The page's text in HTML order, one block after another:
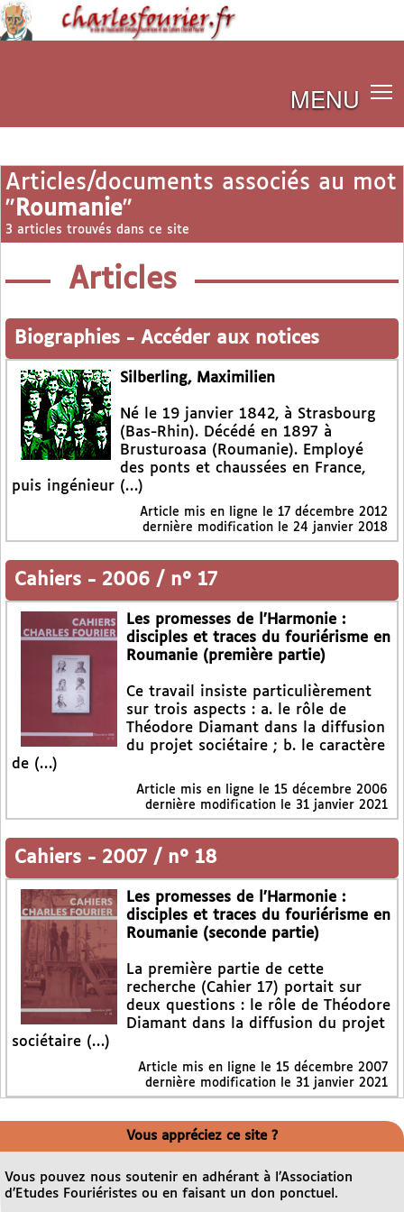
MENU
Articles/documents associés au mot
" Roumanie"
3 articles trouvés dans ce site
Articles
Biographies - Accéder aux notices
Silberling, Maximilien
Né le 19 janvier 1842, à Strasbourg
(Bas-Rhin). Décédé en 1897 à
Brusturoasa (Roumanie). Employé
des ponts et chaussées en France,
puis ingénieur (…)
Article mis en ligne le 17 décembre 2012
dernière modification le 24 janvier 2018
Cahiers - 2006 / n° 17
Les promesses de l’Harmonie :
disciples et traces du fouriérisme en
Roumanie (première partie)
Ce travail insiste particulièrement
sur trois aspects : a. le rôle de
Théodore Diamant dans la diffusion
du projet sociétaire ; b. le caractère
de (…)
Article mis en ligne le 15 décembre 2006
dernière modification le 31 janvier 2021
Cahiers - 2007 / n° 18
Les promesses de l’Harmonie :
disciples et traces du fouriérisme en
Roumanie (seconde partie)
La première partie de cette
recherche (Cahier 17) portait sur
deux questions : le rôle de Théodore
Diamant dans la diffusion du projet
sociétaire (…)
Article mis en ligne le 15 décembre 2007
dernière modification le 31 janvier 2021
Vous appréciez ce site ?
Vous pouvez nous soutenir en adhérant à l’Association
d’Etudes Fouriéristes ou en faisant un don ponctuel.